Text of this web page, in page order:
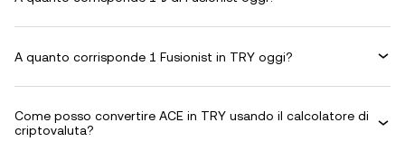
A quanto corrisponde 1 Fusionist in TRY oggi?
Come posso convertire ACE in TRY usando il calcolatore di
criptovaluta?